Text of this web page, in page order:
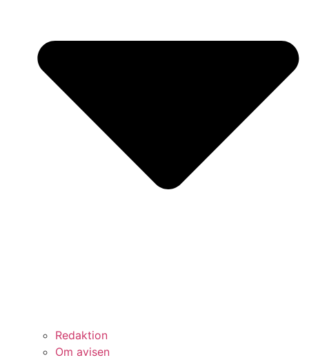
Redaktion
Om avisen